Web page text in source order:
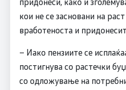
кои не се засновани на
вработеноста и
– Иако пензиите се
постигнува со растечки
со одложување на